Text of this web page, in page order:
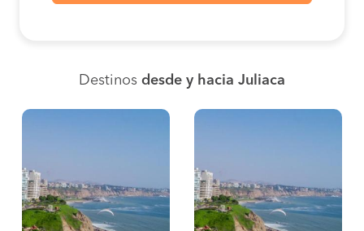
Destinos desde y hacia Juliaca